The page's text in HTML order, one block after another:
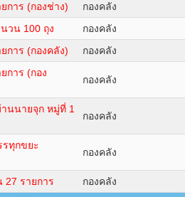
การ (กองช่าง) กองคลัง
วน 100 ถุง กองคลัง
การ (กองคลัง) กองคลัง
การ (กอง
กองคลัง
นนายจุก หมู่ที่ 1
กองคลัง
รทุกขยะ
กองคลัง
รายการ กองคลัง